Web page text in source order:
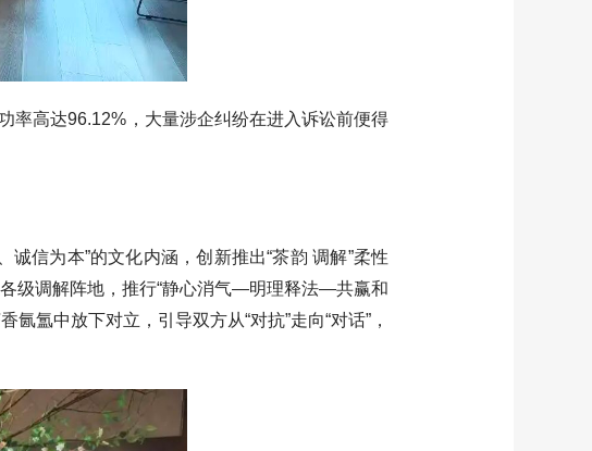
高达96.12%，大量涉企纠纷在进入诉讼前便得
信为本”的文化内涵，创新推出“茶韵 调解”柔性
各级调解阵地，推行“静心消气—明理释法—共赢和
氲中放下对立，引导双方从“对抗”走向“对话”，